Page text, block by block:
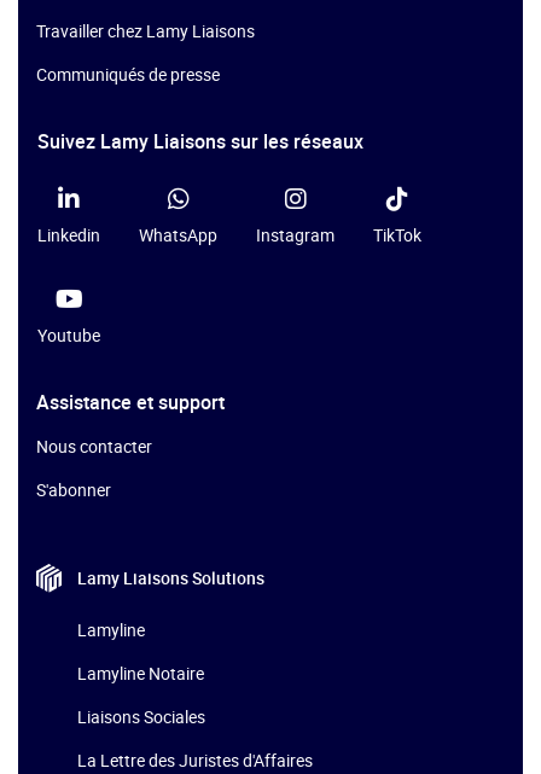
Travailler chez Lamy Liaisons
Communiqués de presse
Suivez Lamy Liaisons sur les réseaux
Linkedin WhatsApp Instagram TikTok
Youtube
Assistance et support
Nous contacter
S'abonner
Lamy LiaisonsSolutions
Lamyline
Lamyline Notaire
Liaisons Sociales
La Lettre des Juristes d'Affaires